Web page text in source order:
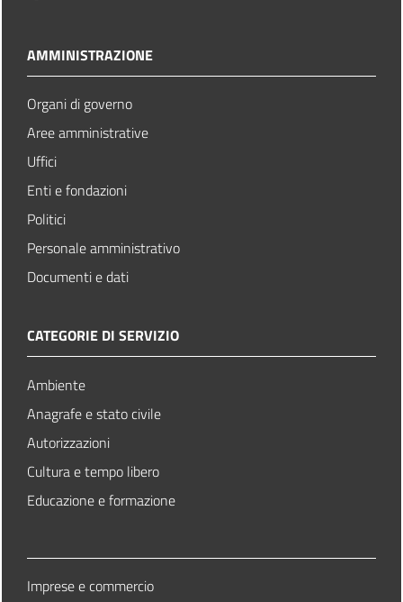
AMMINISTRAZIONE
Organi di governo
Aree amministrative
Uffici
Enti e fondazioni
Politici
Personale amministrativo
Documenti e dati
CATEGORIE DI SERVIZIO
Ambiente
Anagrafe e stato civile
Autorizzazioni
Cultura e tempo libero
Educazione e formazione
Imprese e commercio